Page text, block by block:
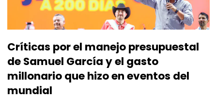
Críticas por el manejo presupuestal
de Samuel García y el gasto
millonario que hizo en eventos del
mundial